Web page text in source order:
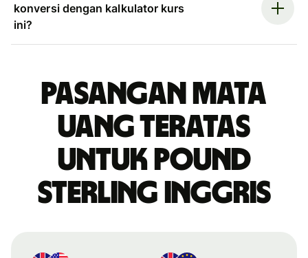
konversi dengan kalkulator kurs
ini?
Pasangan mata
uang teratas
untuk pound
sterling Inggris